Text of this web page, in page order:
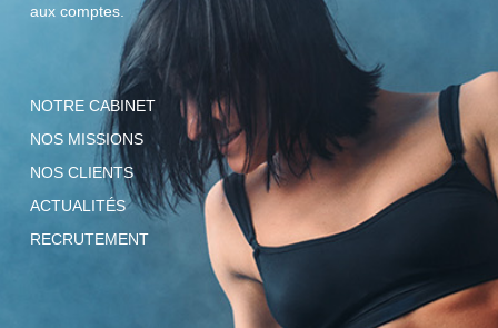
aux comptes.
NOTRE CABINET
NOS MISSIONS
NOS CLIENTS
ACTUALITÉS
RECRUTEMENT